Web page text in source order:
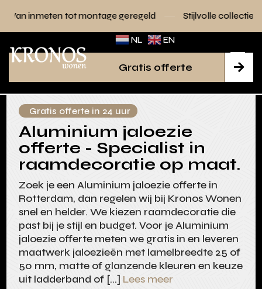
montage geregeld Stijlvolle collecties voor elk
NL EN

Gratis offerte
Gratis offerte in 24 uur
Aluminium jaloezie
offerte - Specialist in
raamdecoratie op maat.
Zoek je een Aluminium jaloezie offerte in
Rotterdam, dan regelen wij bij Kronos Wonen
snel en helder. We kiezen raamdecoratie die
past bij je stijl en budget. Voor je Aluminium
jaloezie offerte meten we gratis in en leveren
maatwerk jaloezieën met lamelbreedte 25 of
50 mm, matte of glanzende kleuren en keuze
uit ladderband of […] Lees meer